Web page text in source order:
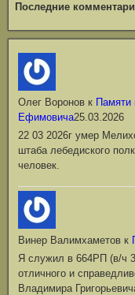
Последние
Олег Воронов к Памяти
Ефимовича25.03.2026
22 03 2026г умер
штаба лебедиского
человек.
Винер Валимхаметов к
Я служил в 664РП (в/ч
отличного и
Владимира